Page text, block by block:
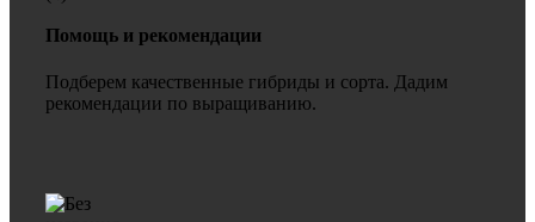
Помощь и рекомендации
Подберем качественные гибриды и сорта. Дадим
рекомендации по выращиванию.